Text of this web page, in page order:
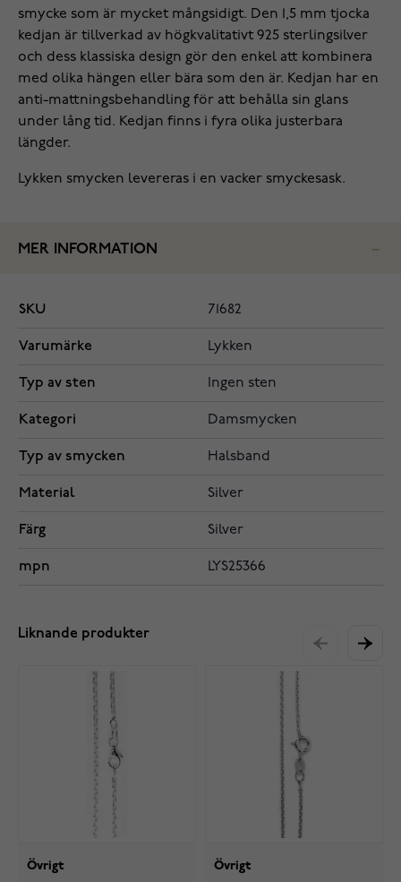
smycke som är mycket mångsidigt. Den 1,5 mm tjocka
kedjan är tillverkad av högkvalitativt 925 sterlingsilver
och dess klassiska design gör den enkel att kombinera
med olika hängen eller bära som den är. Kedjan har en
anti-mattningsbehandling för att behålla sin glans
under lång tid. Kedjan finns i fyra olika justerbara
längder.
Lykken smycken levereras i en vacker smyckesask.
MER INFORMATION
SKU 71682
Varumärke Lykken
Typ av sten Ingen sten
Kategori Damsmycken
Typ av smycken Halsband
Material Silver
Färg Silver
mpn LYS25366
Liknande produkter
Övrigt Övrigt